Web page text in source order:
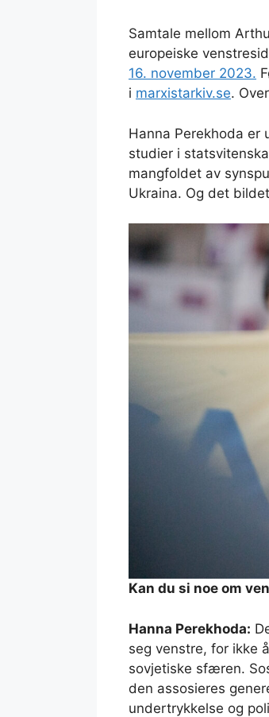
Samtale mellom
europeiske
16. november 2023.
i marxistarkiv.se.
Hanna Perekhoda er
studier i
mangfoldet av
Ukraina. Og det
Kan du si noe om
Hanna Perekhoda:
seg venstre, for ikke
sovjetiske sfæren.
den assosieres
undertrykkelse og